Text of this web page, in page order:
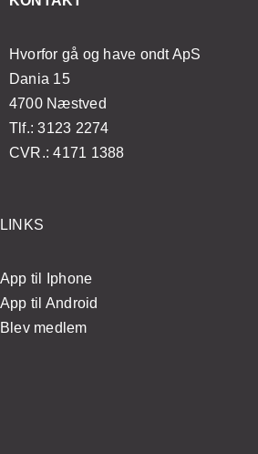
Hvorfor gå og have ondt ApS
Dania 15
4700 Næstved
Tlf.: 3123 2274
CVR.: 4171 1388
LINKS
App til Iphone
App til Android
Blev medlem